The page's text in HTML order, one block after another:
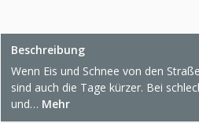
Beschreibung
Wenn Eis und Schnee von den
sind auch die Tage kürzer. Bei
und… Mehr